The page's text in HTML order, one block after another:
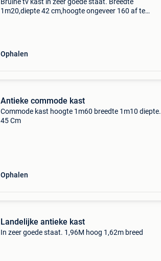
1m20,diepte 42 cm,hoogte ongeveer 160 af te
Ophalen
Antieke commode kast
Commode kast hoogte 1m60 breedte 1m10 diepte.
45 Cm
Ophalen
Landelijke antieke kast
In zeer goede staat. 1,96M hoog 1,62m breed